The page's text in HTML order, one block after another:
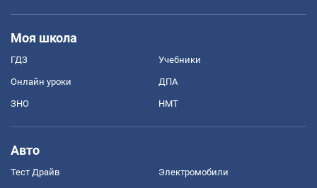
Моя школа
ГДЗ Учебники
Онлайн уроки ДПА
ЗНО НМТ
Авто
Тест Драйв Электромобили